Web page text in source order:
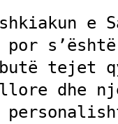
e
por
tejet
dhe